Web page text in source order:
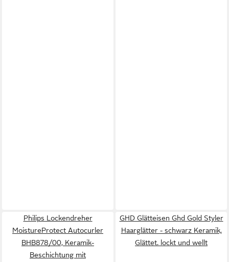
Philips Lockendreher
MoistureProtect Autocurler
BHB878/00, Keramik-
Beschichtung mit
GHD Glätteisen Ghd Gold Styler
Haarglätter - schwarz Keramik,
Glättet. lockt und wellt